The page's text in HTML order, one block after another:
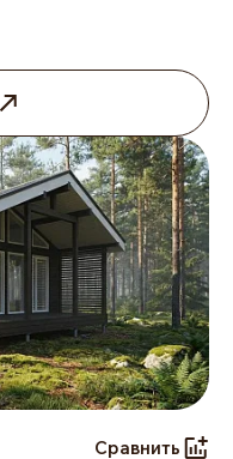
Сравнить